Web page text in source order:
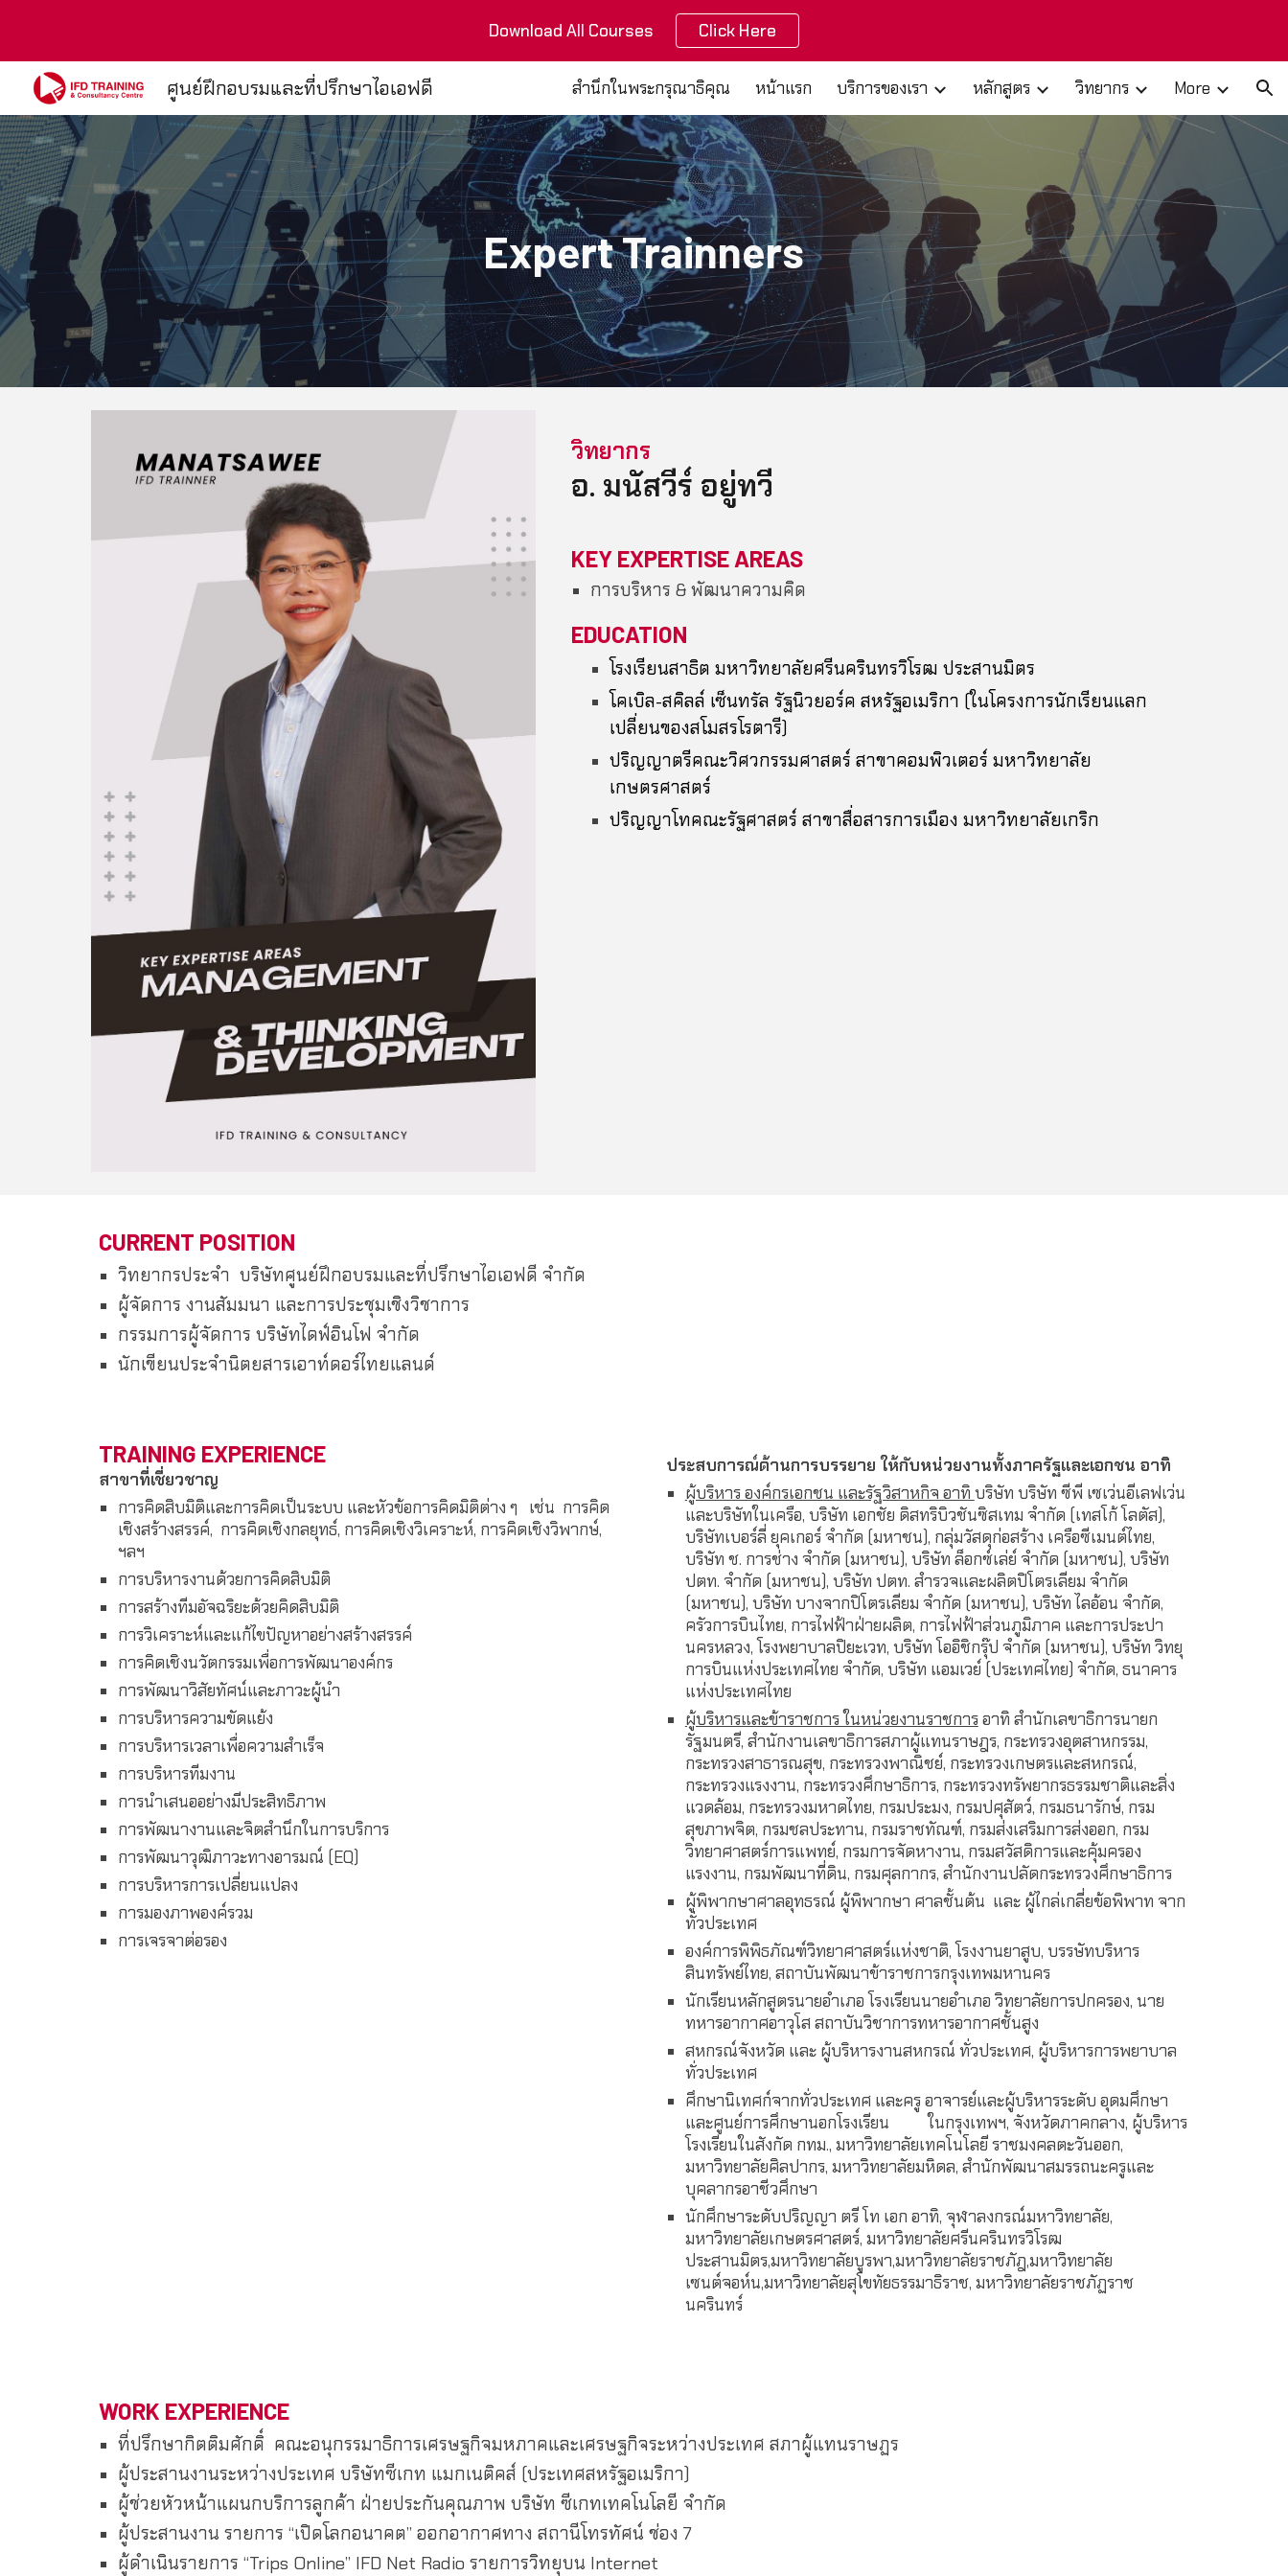
Skip to main content Skip to navigation
Download All Courses Click Here
ศูนย์ฝึกอบรมและที่ปรึกษาไอเอฟดี สำนึกในพระกรุณาธิคุณ หน้าแรก บริการของเรา หลักสูตร วิทยากร More
Expert Trainners
วิทยากร
อ. มนัสวีร์ อยู่ทวี
KEY EXPERTISE AREAS
การบริหาร & พัฒนาความคิด
EDUCATION
โรงเรียนสาธิต มหาวิทยาลัยศรีนครินทรวิโรฒ ประสานมิตร
โคเบิล-สคิลล์ เซ็นทรัล รัฐนิวยอร์ค สหรัฐอเมริกา (ในโครงการนักเรียนแลก
เปลี่ยนของสโมสรโรตารี)
ปริญญาตรีคณะวิศวกรรมศาสตร์ สาขาคอมพิวเตอร์ มหาวิทยาลัย
เกษตรศาสตร์
ปริญญาโทคณะรัฐศาสตร์ สาขาสื่อสารการเมือง มหาวิทยาลัยเกริก
CURRENT POSITION
วิทยากรประจำ บริษัทศูนย์ฝึกอบรมและที่ปรึกษาไอเอฟดี จำกัด
ผู้จัดการ งานสัมมนา และการประชุมเชิงวิชาการ
กรรมการผู้จัดการ บริษัทไดฟ์อินโฟ จำกัด
นักเขียนประจำนิตยสารเอาท์ดอร์ไทยแลนด์
TRAINING EXPERIENCE
สาขาที่เชี่ยวชาญ
การคิดสิบมิติและการคิดเป็นระบบ และหัวข้อการคิดมิติต่าง ๆ เช่น การคิด
เชิงสร้างสรรค์, การคิดเชิงกลยุทธ์, การคิดเชิงวิเคราะห์, การคิดเชิงวิพากษ์,
ฯลฯ
การบริหารงานด้วยการคิดสิบมิติ
การสร้างทีมอัจฉริยะด้วยคิดสิบมิติ
การวิเคราะห์และแก้ไขปัญหาอย่างสร้างสรรค์
การคิดเชิงนวัตกรรมเพื่อการพัฒนาองค์กร
การพัฒนาวิสัยทัศน์และภาวะผู้นำ
การบริหารความขัดแย้ง
การบริหารเวลาเพื่อความสำเร็จ
การบริหารทีมงาน
การนำเสนออย่างมีประสิทธิภาพ
การพัฒนางานและจิตสำนึกในการบริการ
การพัฒนาวุฒิภาวะทางอารมณ์ (EQ)
การบริหารการเปลี่ยนแปลง
การมองภาพองค์รวม
การเจรจาต่อรอง
ประสบการณ์ด้านการบรรยาย ให้กับหน่วยงานทั้งภาครัฐและเอกชน อาทิ
ผู้บริหาร องค์กรเอกชน และรัฐวิสาหกิจ อาทิ บริษัท บริษัท ซีพี เซเว่นอีเลฟเว่น
และบริษัทในเครือ, บริษัท เอกชัย ดิสทริบิวชันซิสเทม จำกัด (เทสโก้ โลตัส),
บริษัทเบอร์ลี่ ยุคเกอร์ จำกัด (มหาชน), กลุ่มวัสดุก่อสร้าง เครือซีเมนต์ไทย,
บริษัท ช. การช่าง จำกัด (มหาชน), บริษัท ล็อกซ์เล่ย์ จำกัด (มหาชน), บริษัท
ปตท. จำกัด (มหาชน), บริษัท ปตท. สำรวจและผลิตปิโตรเลียม จำกัด
(มหาชน), บริษัท บางจากปิโตรเลียม จำกัด (มหาชน), บริษัท ไลอ้อน จำกัด,
ครัวการบินไทย, การไฟฟ้าฝ่ายผลิต, การไฟฟ้าส่วนภูมิภาค และการประปา
นครหลวง, โรงพยาบาลปิยะเวท, บริษัท โออิชิกรุ๊ป จำกัด (มหาชน), บริษัท วิทยุ
การบินแห่งประเทศไทย จำกัด, บริษัท แอมเวย์ (ประเทศไทย) จำกัด, ธนาคาร
แห่งประเทศไทย
ผู้บริหารและข้าราชการ ในหน่วยงานราชการอาทิ สำนักเลขาธิการนายก
รัฐมนตรี, สำนักงานเลขาธิการสภาผู้แทนราษฎร, กระทรวงอุตสาหกรรม,
กระทรวงสาธารณสุข, กระทรวงพาณิชย์, กระทรวงเกษตรและสหกรณ์,
กระทรวงแรงงาน, กระทรวงศึกษาธิการ, กระทรวงทรัพยากรธรรมชาติและสิ่ง
แวดล้อม, กระทรวงมหาดไทย, กรมประมง, กรมปศุสัตว์, กรมธนารักษ์, กรม
สุขภาพจิต, กรมชลประทาน, กรมราชทัณฑ์, กรมส่งเสริมการส่งออก, กรม
วิทยาศาสตร์การแพทย์, กรมการจัดหางาน, กรมสวัสดิการและคุ้มครอง
แรงงาน, กรมพัฒนาที่ดิน, กรมศุลกากร, สำนักงานปลัดกระทรวงศึกษาธิการ
ผู้พิพากษาศาลอุทธรณ์ ผู้พิพากษา ศาลชั้นต้น และ ผู้ไกล่เกลี่ยข้อพิพาท จาก
ทั่วประเทศ
องค์การพิพิธภัณฑ์วิทยาศาสตร์แห่งชาติ, โรงงานยาสูบ, บรรษัทบริหาร
สินทรัพย์ไทย, สถาบันพัฒนาข้าราชการกรุงเทพมหานคร
นักเรียนหลักสูตรนายอำเภอ โรงเรียนนายอำเภอ วิทยาลัยการปกครอง, นาย
ทหารอากาศอาวุโส สถาบันวิชาการทหารอากาศชั้นสูง
สหกรณ์จังหวัด และ ผู้บริหารงานสหกรณ์ ทั่วประเทศ, ผู้บริหารการพยาบาล
ทั่วประเทศ
ศึกษานิเทศก์จากทั่วประเทศ และครู อาจารย์และผู้บริหารระดับ อุดมศึกษา
และศูนย์การศึกษานอกโรงเรียน ในกรุงเทพฯ, จังหวัดภาคกลาง, ผู้บริหาร
โรงเรียนในสังกัด กทม., มหาวิทยาลัยเทคโนโลยี ราชมงคลตะวันออก,
มหาวิทยาลัยศิลปากร, มหาวิทยาลัยมหิดล, สำนักพัฒนาสมรรถนะครูและ
บุคลากรอาชีวศึกษา
นักศึกษาระดับปริญญา ตรี โท เอก อาทิ, จุฬาลงกรณ์มหาวิทยาลัย,
มหาวิทยาลัยเกษตรศาสตร์, มหาวิทยาลัยศรีนครินทรวิโรฒ
ประสานมิตร,มหาวิทยาลัยบูรพา,มหาวิทยาลัยราชภัฎ,มหาวิทยาลัย
เซนต์จอห์น,มหาวิทยาลัยสุโขทัยธรรมาธิราช, มหาวิทยาลัยราชภัฏราช
นครินทร์
WORK EXPERIENCE
ที่ปรึกษากิตติมศักดิ์ คณะอนุกรรมาธิการเศรษฐกิจมหภาคและเศรษฐกิจระหว่างประเทศ สภาผู้แทนราษฏร
ผู้ประสานงานระหว่างประเทศ บริษัทซีเกท แมกเนติคส์ (ประเทศสหรัฐอเมริกา)
ผู้ช่วยหัวหน้าแผนกบริการลูกค้า ฝ่ายประกันคุณภาพ บริษัท ซีเกทเทคโนโลยี จำกัด
ผู้ประสานงาน รายการ “เปิดโลกอนาคต” ออกอากาศทาง สถานีโทรทัศน์ ช่อง 7
ผู้ดำเนินรายการ “Trips Online” IFD Net Radio รายการวิทยุบน Internet